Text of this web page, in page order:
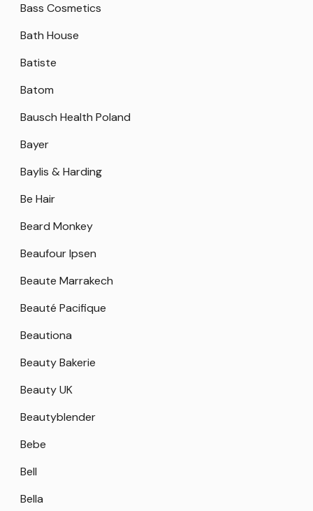
Bass Cosmetics
Bath House
Batiste
Batom
Bausch Health Poland
Bayer
Baylis & Harding
Be Hair
Beard Monkey
Beaufour Ipsen
Beaute Marrakech
Beauté Pacifique
Beautiona
Beauty Bakerie
Beauty UK
Beautyblender
Bebe
Bell
Bella